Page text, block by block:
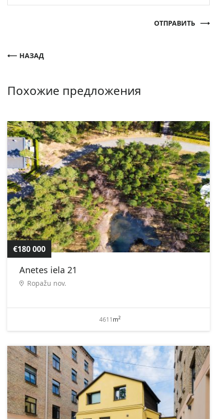
ОТПРАВИТЬ
НАЗАД
Похожие предложения
€180 000
Anetes iela 21
Ropažu nov.
4611m2